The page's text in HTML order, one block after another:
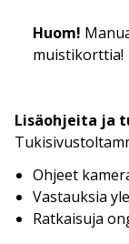
Huom!
muistikorttia!
Lisäohjeita ja
Ohjeet
Vastauksia
Ratkaisuja